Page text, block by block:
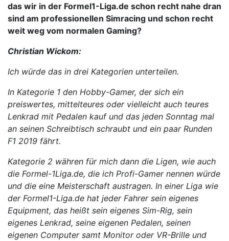
das wir in der Formel1-Liga.de schon recht nahe dran
sind am professionellen Simracing und schon recht
weit weg vom normalen Gaming?
Christian Wickom:
Ich würde das in drei Kategorien unterteilen.
In Kategorie 1 den Hobby-Gamer, der sich ein
preiswertes, mittelteures oder vielleicht auch teures
Lenkrad mit Pedalen kauf und das jeden Sonntag mal
an seinen Schreibtisch schraubt und ein paar Runden
F1 2019 fährt.
Kategorie 2 währen für mich dann die Ligen, wie auch
die Formel-1Liga.de, die ich Profi-Gamer nennen würde
und die eine Meisterschaft austragen. In einer Liga wie
der Formel1-Liga.de hat jeder Fahrer sein eigenes
Equipment, das heißt sein eigenes Sim-Rig, sein
eigenes Lenkrad, seine eigenen Pedalen, seinen
eigenen Computer samt Monitor oder VR-Brille und